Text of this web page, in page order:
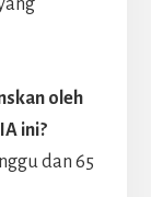
oleh
ini?
dan 65